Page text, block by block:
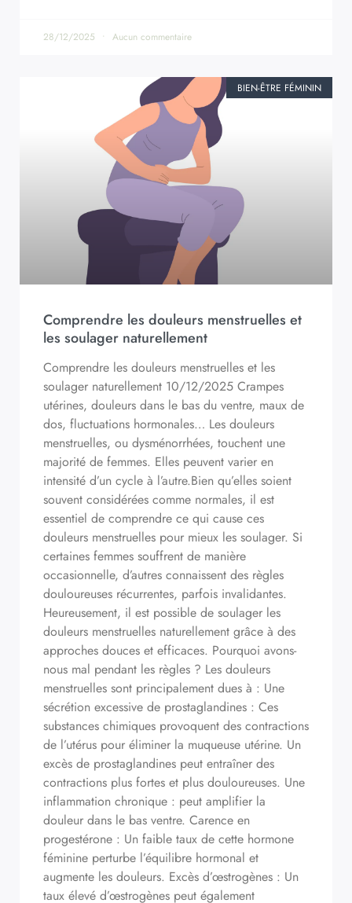
28/12/2025 Aucun commentaire
BIEN-ÊTRE FÉMININ
Comprendre les douleurs menstruelles et
les soulager naturellement
Comprendre les douleurs menstruelles et les
soulager naturellement 10/12/2025 Crampes
utérines, douleurs dans le bas du ventre, maux de
dos, fluctuations hormonales… Les douleurs
menstruelles, ou dysménorrhées, touchent une
majorité de femmes. Elles peuvent varier en
intensité d’un cycle à l’autre.Bien qu’elles soient
souvent considérées comme normales, il est
essentiel de comprendre ce qui cause ces
douleurs menstruelles pour mieux les soulager. Si
certaines femmes souffrent de manière
occasionnelle, d’autres connaissent des règles
douloureuses récurrentes, parfois invalidantes.
Heureusement, il est possible de soulager les
douleurs menstruelles naturellement grâce à des
approches douces et efficaces. Pourquoi avons-
nous mal pendant les règles ? Les douleurs
menstruelles sont principalement dues à : Une
sécrétion excessive de prostaglandines : Ces
substances chimiques provoquent des contractions
de l’utérus pour éliminer la muqueuse utérine. Un
excès de prostaglandines peut entraîner des
contractions plus fortes et plus douloureuses. Une
inflammation chronique : peut amplifier la
douleur dans le bas ventre. Carence en
progestérone : Un faible taux de cette hormone
féminine perturbe l’équilibre hormonal et
augmente les douleurs. Excès d’œstrogènes : Un
taux élevé d’œstrogènes peut également